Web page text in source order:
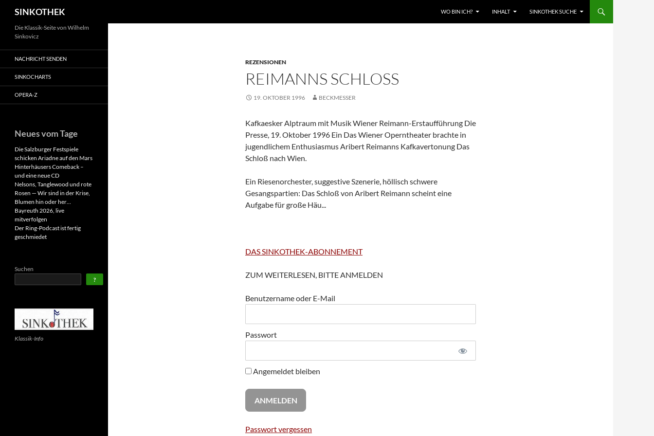
Inhalt
springen
SINKOTHEK WO BIN ICH? INHALT SINKOTHEK SUCHE
REZENSIONEN
REIMANNS SCHLOSS
19. OKTOBER 1996 BECKMESSER
Kafkaesker Alptraum mit Musik Wiener Reimann-Erstaufführung Die
Presse, 19. Oktober 1996 Ein Das Wiener Operntheater brachte in
jugendlichem Enthusiasmus Aribert Reimanns Kafkavertonung Das
Schloß nach Wien.
Ein Riesenorchester, suggestive Szenerie, höllisch schwere
Gesangspartien: Das Schloß von Aribert Reimann scheint eine
Aufgabe für große Häu...
DAS SINKOTHEK-ABONNEMENT
ZUM WEITERLESEN, BITTE ANMELDEN
Benutzername oder E-Mail
Passwort
Angemeldet bleiben
Passwort vergessen
Die Klassik-Seite von Wilhelm
Sinkovicz
NACHRICHT SENDEN
SINKOCHARTS
OPERA-Z
Neues vom Tage
Die Salzburger Festspiele
schicken Ariadne auf den Mars
Hinterhäusers Comeback –
und eine neue CD
Nelsons, Tanglewood und rote
Rosen — Wir sind in der Krise,
Blumen hin oder her…
Bayreuth 2026, live
mitverfolgen
Der Ring-Podcast ist fertig
geschmiedet
Suchen
?
Klassik-Info